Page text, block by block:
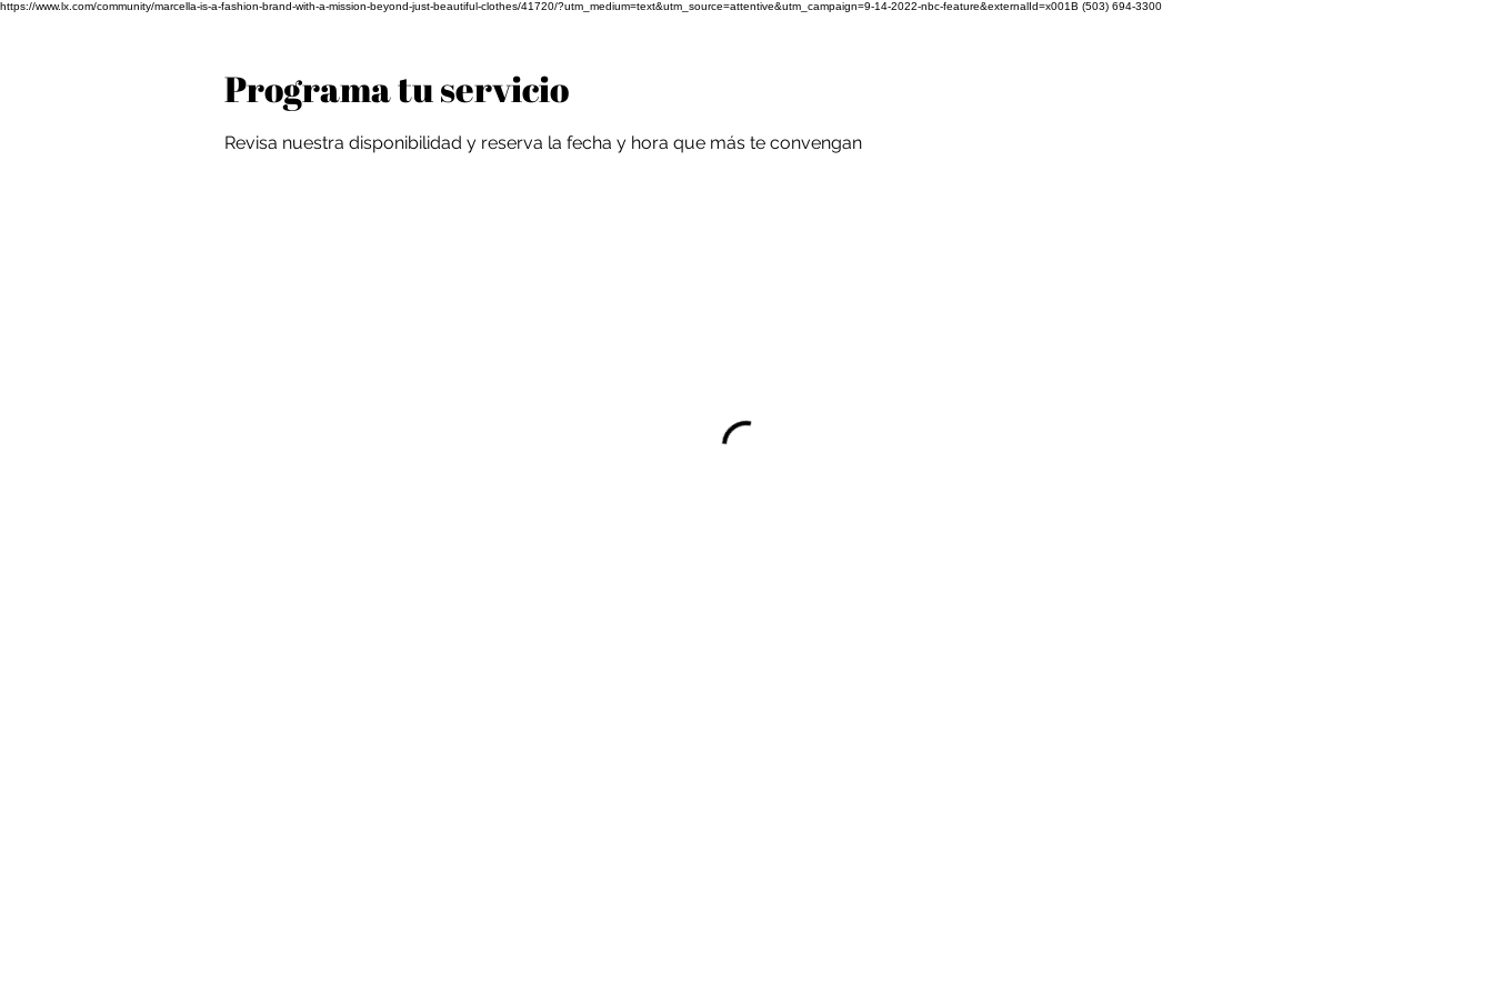
https://www.lx.com/community/marcella-is-a-fashion-brand-with-a-mission-beyond-just-beautiful-clothes/41720/?utm_medium=text&utm_source=attentive&utm_campaign=9-14-2022-nbc-feature&externalId=x001B (503) 694-3300
Programa tu servicio
Revisa nuestra disponibilidad y reserva la fecha y hora que más te convengan